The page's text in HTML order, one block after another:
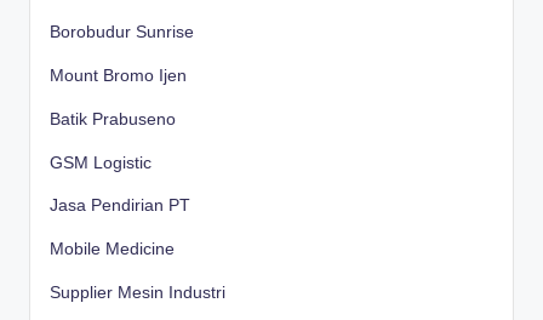
Borobudur Sunrise
Mount Bromo Ijen
Batik Prabuseno
GSM Logistic
Jasa Pendirian PT
Mobile Medicine
Supplier Mesin Industri